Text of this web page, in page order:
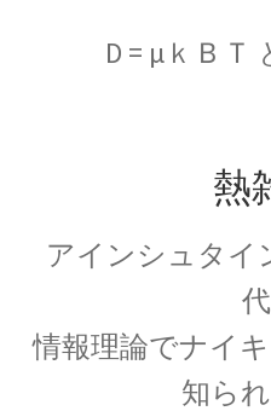
【光速度を始めて測
A・J・
D = μｋＢＴ
熱
アインシュタイ
代
情報理論でナイ
知ら